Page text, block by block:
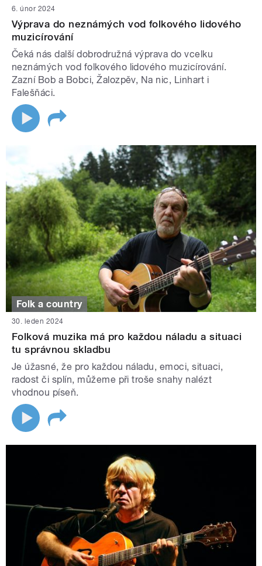
6. únor 2024
Výprava do neznámých vod folkového lidového
muzicírování
Čeká nás další dobrodružná výprava do vcelku
neznámých vod folkového lidového muzicírování.
Zazní Bob a Bobci, Žalozpěv, Na nic, Linhart i
Falešňáci.
Folk a country
30. leden 2024
Folková muzika má pro každou náladu a situaci
tu správnou skladbu
Je úžasné, že pro každou náladu, emoci, situaci,
radost či splín, můžeme při troše snahy nalézt
vhodnou píseň.